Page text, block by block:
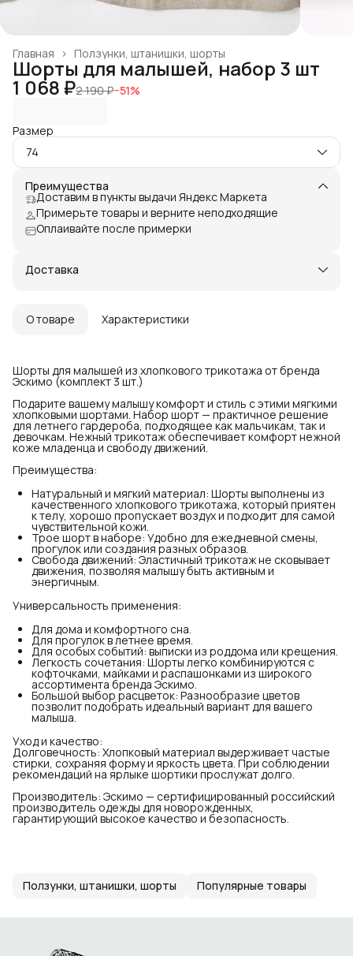
Ползунки, штанишки, шорты
Главная ›
Шорты для малышей, набор 3 шт
1 068 ₽2 190 ₽−51%
Размер
74
Преимущества
Доставим в пункты выдачи Яндекс Маркета
Примерьте товары и верните неподходящие
Оплаивайте после примерки
Доставка
О товаре Характеристики
Шорты для малышей из хлопкового трикотажа от бренда
Эскимо (комплект 3 шт.)
Подарите вашему малышу комфорт и стиль с этими мягкими
хлопковыми шортами. Набор шорт — практичное решение
для летнего гардероба, подходящее как мальчикам, так и
девочкам. Нежный трикотаж обеспечивает комфорт нежной
коже младенца и свободу движений.
Преимущества:
Натуральный и мягкий материал: Шорты выполнены из
качественного хлопкового трикотажа, который приятен
к телу, хорошо пропускает воздух и подходит для самой
чувствительной кожи.
Трое шорт в наборе: Удобно для ежедневной смены,
прогулок или создания разных образов.
Свобода движений: Эластичный трикотаж не сковывает
движения, позволяя малышу быть активным и
энергичным.
Универсальность применения:
Для дома и комфортного сна.
Для прогулок в летнее время.
Для особых событий: выписки из роддома или крещения.
Легкость сочетания: Шорты легко комбинируются с
кофточками, майками и распашонками из широкого
ассортимента бренда Эскимо.
Большой выбор расцветок: Разнообразие цветов
позволит подобрать идеальный вариант для вашего
малыша.
Уход и качество:
Долговечность: Хлопковый материал выдерживает частые
стирки, сохраняя форму и яркость цвета. При соблюдении
рекомендаций на ярлыке шортики прослужат долго.
Производитель: Эскимо — сертифицированный российский
производитель одежды для новорожденных,
гарантирующий высокое качество и безопасность.
Ползунки, штанишки, шорты Популярные товары